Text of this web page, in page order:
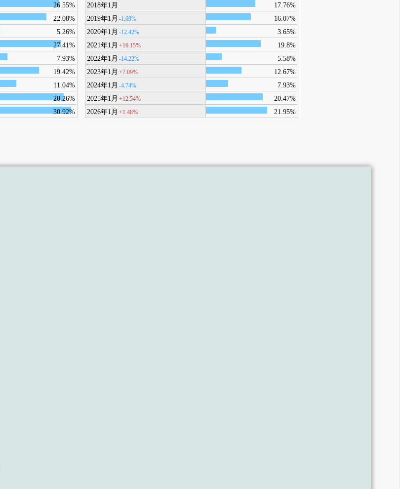
26.55%
22.08%
5.26%
27.41%
7.93%
19.42%
11.04%
28.26%
30.92%
2018年1月
17.76%
2019年1月 -1.69%
16.07%
2020年1月 -12.42%
3.65%
2021年1月 +16.15%
19.8%
2022年1月 -14.22%
5.58%
2023年1月 +7.09%
12.67%
2024年1月 -4.74%
7.93%
2025年1月 +12.54%
20.47%
2026年1月 +1.48% 21.95%